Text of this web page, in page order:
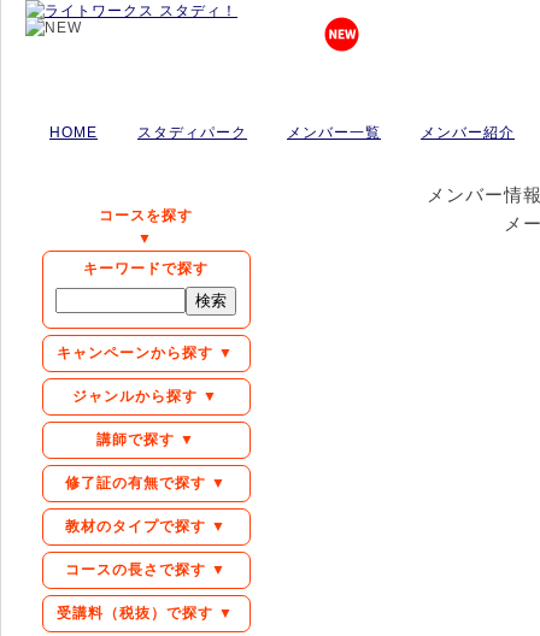
HOME スタディパーク メンバー一覧 メンバー紹介
コースを探す
▼
キーワードで探す
キャンペーンから探す ▼
ジャンルから探す ▼
講師で探す ▼
修了証の有無で探す ▼
教材のタイプで探す ▼
コースの長さで探す ▼
受講料（税抜）で探す ▼
メンバー情
メ